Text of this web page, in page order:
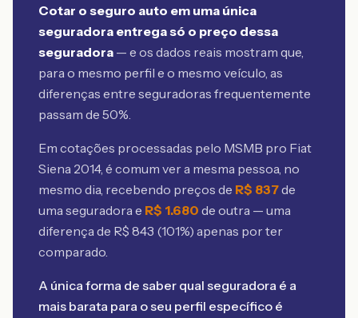
Cotar o seguro auto em uma única
seguradora entrega só o preço dessa
seguradora — e os dados reais mostram que,
para o mesmo perfil e o mesmo veículo, as
diferenças entre seguradoras frequentemente
passam de 50%.
Em cotações processadas pelo MSMB pro Fiat
Siena 2014, é comum ver a mesma pessoa, no
mesmo dia, recebendo preços de R$ 837de
uma seguradora e R$ 1.680 de outra — uma
diferença de R$ 843 (101%) apenas por ter
comparado.
A única forma de saber qual seguradora é a
mais barata para o seu perfil específico é